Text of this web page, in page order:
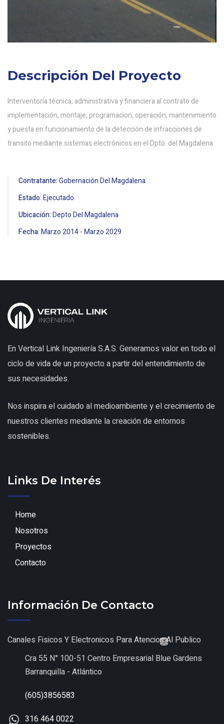
Descripción Del Proyecto
Interventoría técnica, administrativa y financiera al contrato de
implementación, montaje, programacion, operación, mantenimiento
y puesta en funcionamiento de la detección de infracciones de
transito mediante sistemas electrónicos en el Dpto. del Magdalena
Contratante:Gobernación Del Magdalena
Estado:Ejecutado.
Ubicación:Depto Del Magdalena
Fecha:Marzo2014-Marzo2029
En Vertical Link Ingeniería S.A.S. Generamos valor en todo el
ciclo de vida de un proyecto a partir del entendimiento de
sus necesidades.
Nos inspira el cuidado al medioambiente y el crecimiento de
nuestros clientes mediante la creación de entornos
sostenibles.
Links De Interés
Home
Nosotros
Proyectos
Contacto
Información De Contacto
Canales Fisicos Y Electronicos Para Atencion Al Publico
Cra 55 N° 100-51 Centro Empresarial Blue Gardens
Barranquilla - Atlántico
(605)3856583
316 464 0022